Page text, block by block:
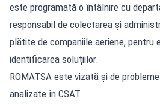
este programată o întâlnire cu
responsabil de colectarea și
plătite de companiile aeriene, pentru
identificarea soluțiilor.
ROMATSA este vizată și de
analizate în CSAT